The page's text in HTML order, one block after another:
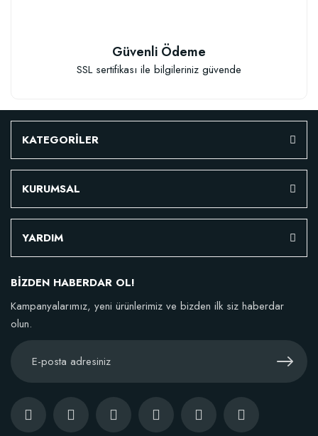
Güvenli Ödeme
SSL sertifikası ile bilgileriniz güvende
KATEGORİLER
KURUMSAL
YARDIM
BİZDEN HABERDAR OL!
Kampanyalarımız, yeni ürünlerimiz ve bizden ilk siz haberdar
olun.